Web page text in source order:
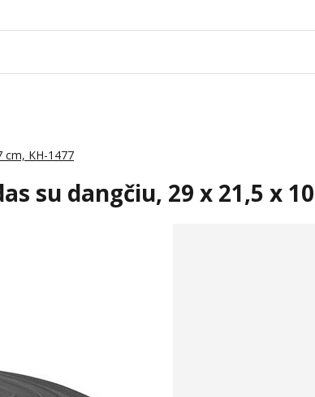
cm, KH-1477
su dangčiu, 29 x 21,5 x